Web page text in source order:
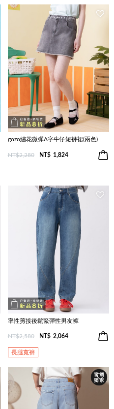
gozo繡花微彈A字牛仔短褲裙(兩色)
NT$2,280 NT$ 1,824
率性剪接後鬆緊彈性男友褲
NT$2,580 NT$ 2,064
長腿寬褲